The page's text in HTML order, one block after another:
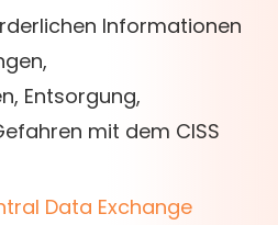
Informationen
Entsorgung,
mit dem CISS
Data Exchange